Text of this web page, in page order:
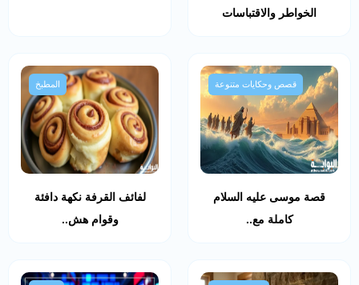
الخواطر والاقتباسات
قصص وحكايات متنوعة
قصة موسى عليه السلام
كاملة مع..
المطبخ
لفائف القرفة نكهة دافئة
وقوام هش..